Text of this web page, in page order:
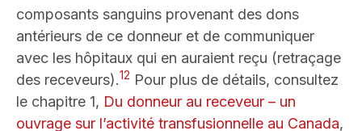
composants sanguins provenant des dons
antérieurs de ce donneur et de communiquer
avec les hôpitaux qui en auraient reçu (retraçage
des receveurs).12 Pour plus de détails, consultez
le chapitre 1, Du donneur au receveur – un
ouvrage sur l’activité transfusionnelle au Canada,